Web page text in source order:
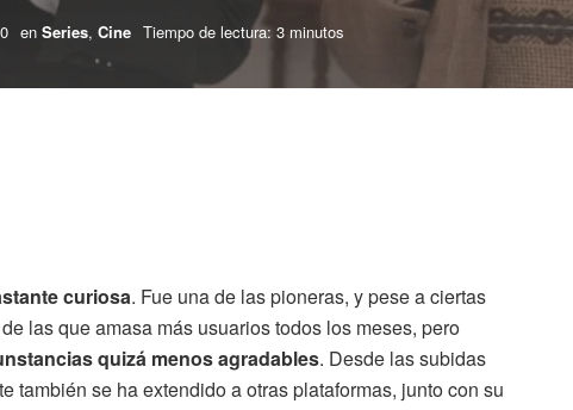
en Series, Cine Tiempo de lectura: 3 minutos
curiosa. Fue una de las pioneras, y pese a ciertas
las que amasa más usuarios todos los meses, pero
quizá menos agradables. Desde las subidas
también se ha extendido a otras plataformas, junto con su